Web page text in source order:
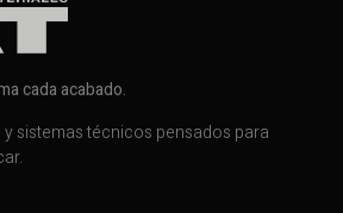
cada acabado.
sistemas técnicos pensados para